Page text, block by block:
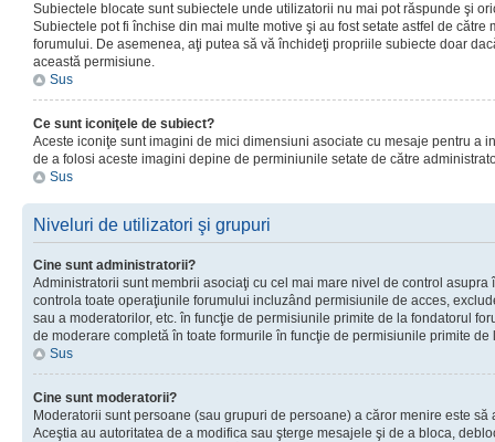
Subiectele blocate sunt subiectele unde utilizatorii nu mai pot răspunde şi
Subiectele pot fi închise din mai multe motive şi au fost setate astfel de către
forumului. De asemenea, aţi putea să vă închideţi propriile subiecte doar
această permisiune.
Sus
Ce sunt iconiţele de subiect?
Aceste iconiţe sunt imagini de mici dimensiuni asociate cu mesaje pentru a
de a folosi aceste imagini depine de perminiunile setate de către
Sus
Niveluri de utilizatori şi grupuri
Cine sunt administratorii?
Administratorii sunt membrii asociaţi cu cel mai mare nivel de control asupra
controla toate operaţiunile forumului incluzând permisiunile de acces,
sau a moderatorilor, etc. în funcţie de permisiunile primite de la fondatorul
de moderare completă în toate formurile în funcţie de permisiunile primite de
Sus
Cine sunt moderatorii?
Moderatorii sunt persoane (sau grupuri de persoane) a căror menire este
Aceştia au autoritatea de a modifica sau şterge mesajele şi de a bloca,